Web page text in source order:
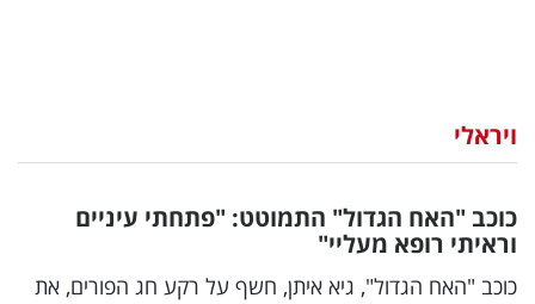
וצרכנות
דיגיטל
וטק
ויראלי
כוכב "האח הגדול" התמוטט: "פתחתי עיניים
וראיתי רופא מעליי"
כוכב "האח הגדול", גיא איתן, חשף על רקע חג הפורים, את